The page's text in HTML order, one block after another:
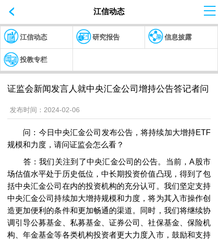
江信动态
江信动态 研究报告 信息披露
投教专栏
证监会新闻发言人就中央汇金公司增持公告答记者问
发布时间： 2024-02-06
问：今日中央汇金公司发布公告，将持续加大增持ETF
规模和力度，请问证监会怎么看？
答：我们关注到了中央汇金公司的公告。当前，A股市
场估值水平处于历史低位，中长期投资价值凸现，得到了包
括中央汇金公司在内的投资机构的充分认可。我们坚定支持
中央汇金公司持续加大增持规模和力度，将为其入市操作创
造更加便利的条件和更加畅通的渠道。同时，我们将继续协
调引导公募基金、私募基金、证券公司、社保基金、保险机
构、年金基金等各类机构投资者更大力度入市，鼓励和支持